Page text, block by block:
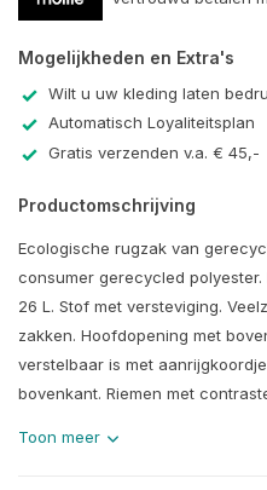
Mogelijkheden en Extra's
Wilt u uw kleding laten
Automatisch Loyaliteitsplan
Gratis verzenden v.a. € 45,-
Productomschrijving
Ecologische rugzak van
consumer gerecycled polyester.
26 L. Stof met versteviging.
zakken. Hoofdopening met
verstelbaar is met
bovenkant. Riemen met
Toon meer